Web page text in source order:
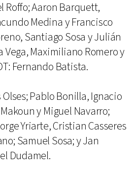
Roffo; Aaron Barquett,
Medina y Francisco
Santiago Sosa y Julián
Vega, Maximiliano Romero y
Fernando Batista.
Pablo Bonilla, Ignacio
y Miguel Navarro;
Yriarte, Cristian Casseres
Samuel Sosa; y Jan
Dudamel.